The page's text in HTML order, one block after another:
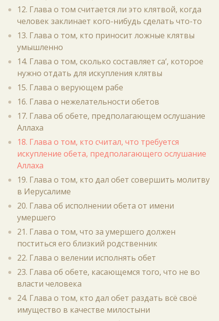
12. Глава о том считается ли это клятвой, когда
человек заклинает кого-нибудь сделать что-то
13. Глава о том, кто приносит ложные клятвы
умышленно
14. Глава о том, сколько составляет са‘, которое
нужно отдать для искупления клятвы
15. Глава о верующем рабе
16. Глава о нежелательности обетов
17. Глава об обете, предполагающем ослушание
Аллаха
18. Глава о том, кто считал, что требуется
искупление обета, предполагающего ослушание
Аллаха
19. Глава о том, кто дал обет совершить молитву
в Иерусалиме
20. Глава об исполнении обета от имени
умершего
21. Глава о том, что за умершего должен
поститься его близкий родственник
22. Глава о велении исполнять обет
23. Глава об обете, касающемся того, что не во
власти человека
24. Глава о том, кто дал обет раздать всё своё
имущество в качестве милостыни